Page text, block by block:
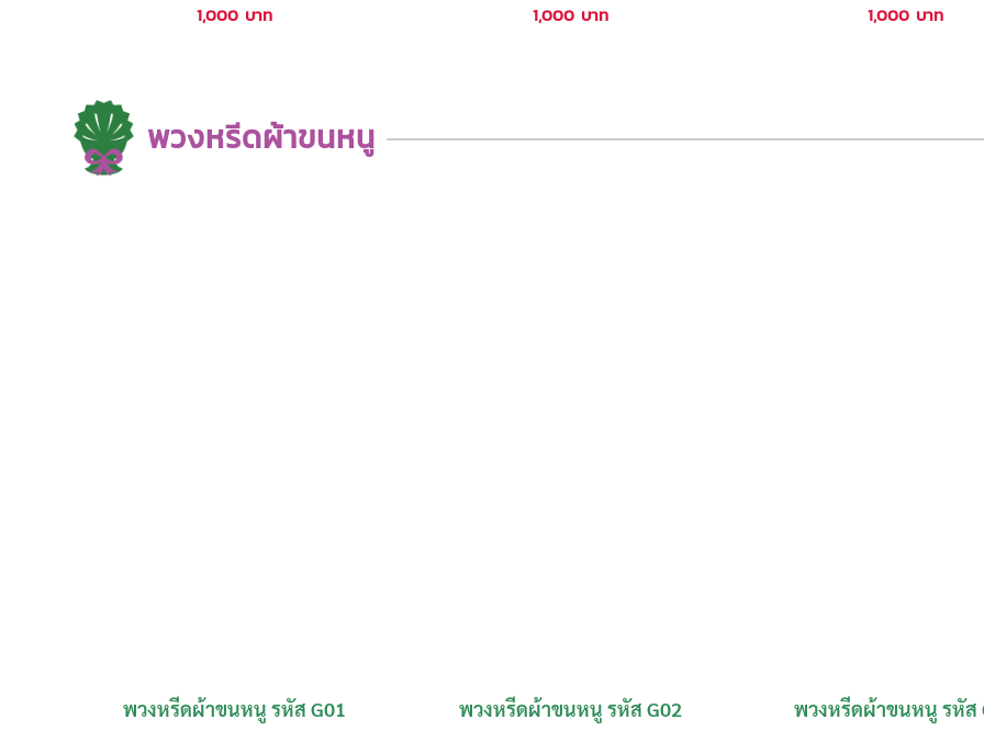
1,000 บาท
1,000 บาท
1,000 บาท
พวงหรีดผ้าขนหนู
พวงหรีดผ้าขนหนู รหัส G01
พวงหรีดผ้าขนหนู รหัส G02
พวงหรีดผ้าขนหนู รหัส